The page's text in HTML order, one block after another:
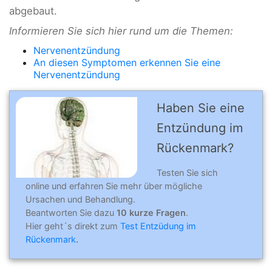
abgebaut.
Informieren Sie sich hier rund um die Themen:
Nervenentzündung
An diesen Symptomen erkennen Sie eine
Nervenentzündung
Haben Sie eine
Entzündung im
Rückenmark?
Testen Sie sich
online und erfahren Sie mehr über mögliche
Ursachen und Behandlung.
Beantworten Sie dazu 10 kurze Fragen.
Hier geht´s direkt zum Test Entzüdung im
Rückenmark.